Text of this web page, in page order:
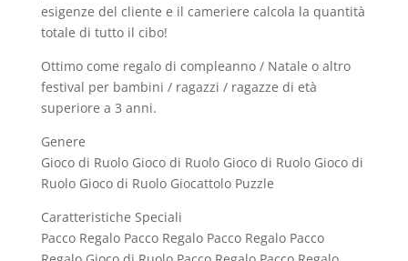
esigenze del cliente e il cameriere calcola la quantità
totale di tutto il cibo!
Ottimo come regalo di compleanno / Natale o altro
festival per bambini / ragazzi / ragazze di età
superiore a 3 anni.
Genere
Gioco di Ruolo Gioco di Ruolo Gioco di Ruolo Gioco di
Ruolo Gioco di Ruolo Giocattolo Puzzle
Caratteristiche Speciali
Pacco Regalo Pacco Regalo Pacco Regalo Pacco